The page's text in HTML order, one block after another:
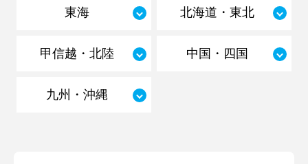
東海 北海道・東北
甲信越・北陸 中国・四国
九州・沖縄